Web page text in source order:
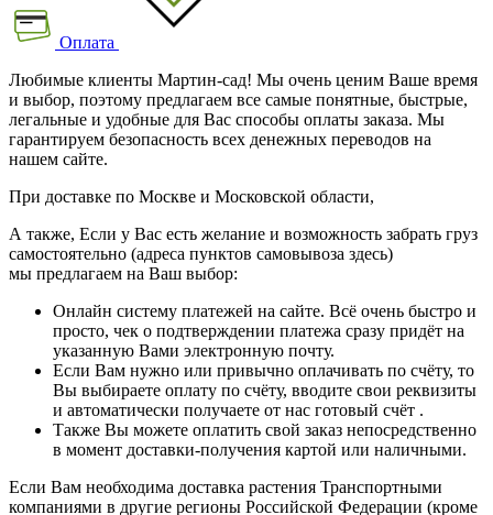
Оплата
Любимые клиенты Мартин-сад! Мы очень ценим Ваше время
и выбор, поэтому предлагаем все самые понятные, быстрые,
легальные и удобные для Вас способы оплаты заказа. Мы
гарантируем безопасность всех денежных переводов на
нашем сайте.
При доставке по Москве и Московской области,
А также, Если у Вас есть желание и возможность забрать груз
самостоятельно (адреса пунктов самовывоза здесь)
мы предлагаем на Ваш выбор:
Онлайн систему платежей на сайте. Всё очень быстро и
просто, чек о подтверждении платежа сразу придёт на
указанную Вами электронную почту.
Если Вам нужно или привычно оплачивать по счёту, то
Вы выбираете оплату по счёту, вводите свои реквизиты
и автоматически получаете от нас готовый счёт .
Также Вы можете оплатить свой заказ непосредственно
в момент доставки-получения картой или наличными.
Если Вам необходима доставка растения Транспортными
компаниями в другие регионы Российской Федерации (кроме